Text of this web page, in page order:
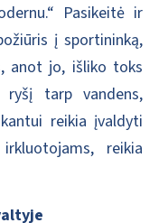
Pasikeitė ir
į sportininką,
anot jo, išliko toks
tarp vandens,
reikia įvaldyti
reikia